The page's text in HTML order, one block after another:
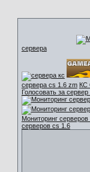
сервера
сервера cs 1.6 zm КС
Голосовать за
Мониторинг
серверов cs 1.6